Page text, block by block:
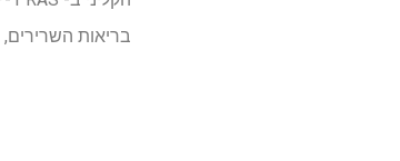
בריאות